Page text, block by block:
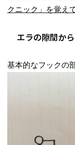
クニック」を覚え
エラの隙間か
基本的なフックの